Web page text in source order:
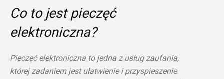
Co to jest pieczęć
elektroniczna?
Pieczęć elektroniczna to jedna z usług zaufania,
której zadaniem jest ułatwienie i przyspieszenie